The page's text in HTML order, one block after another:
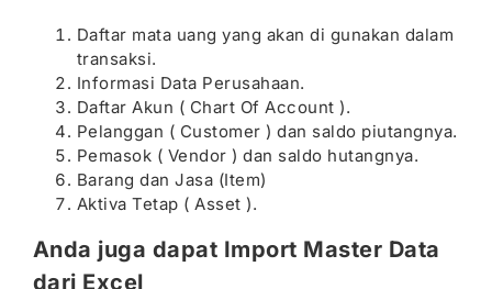
Daftar mata uang yang akan di gunakan dalam
transaksi.
Informasi Data Perusahaan.
Daftar Akun ( Chart Of Account ).
Pelanggan ( Customer ) dan saldo piutangnya.
Pemasok ( Vendor ) dan saldo hutangnya.
Barang dan Jasa (Item)
Aktiva Tetap ( Asset ).
Anda juga dapat Import Master Data
dari Excel